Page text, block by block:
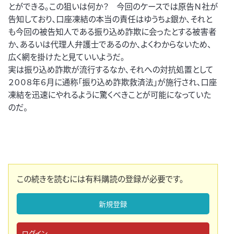
とができる。この狙いは何か？ 今回のケースでは原告Ｎ社が
告知しており、口座凍結の本当の責任はゆうちょ銀か、それと
も今回の被告知人である振り込め詐欺に会ったとする被害者
か、あるいは代理人弁護士であるのか、よくわからないため、
広く網を掛けたと見ていいようだ。
実は振り込め詐欺が流行するなか、それへの対抗処置として
２００８年６月に通称「振り込め詐欺救済法」が施行され、口座
凍結を迅速にやれるように驚くべきことが可能になっていた
のだ。
この続きを読むには有料購読の登録が必要です。
新規登録